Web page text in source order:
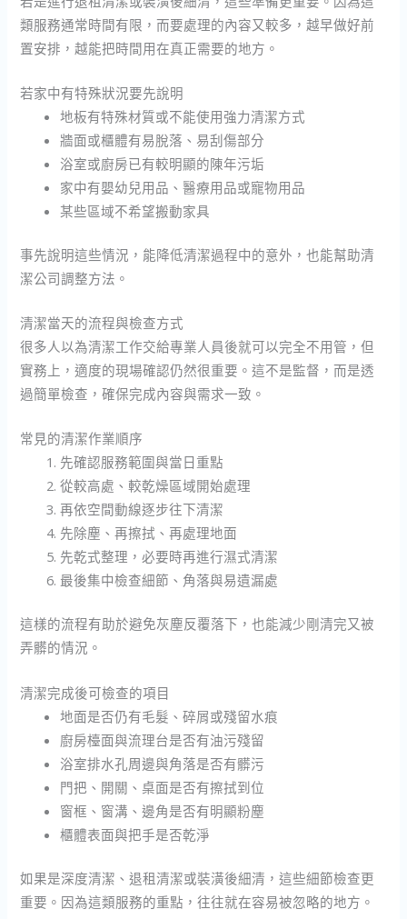
類服務通常時間有限，而要處理的內容又較多，越早做好前
置安排，越能把時間用在真正需要的地方。
若家中有特殊狀況要先說明
地板有特殊材質或不能使用強力清潔方式
牆面或櫃體有易脫落、易刮傷部分
浴室或廚房已有較明顯的陳年污垢
家中有嬰幼兒用品、醫療用品或寵物用品
某些區域不希望搬動家具
事先說明這些情況，能降低清潔過程中的意外，也能幫助清
潔公司調整方法。
清潔當天的流程與檢查方式
很多人以為清潔工作交給專業人員後就可以完全不用管，但
實務上，適度的現場確認仍然很重要。這不是監督，而是透
過簡單檢查，確保完成內容與需求一致。
常見的清潔作業順序
先確認服務範圍與當日重點
從較高處、較乾燥區域開始處理
再依空間動線逐步往下清潔
先除塵、再擦拭、再處理地面
先乾式整理，必要時再進行濕式清潔
最後集中檢查細節、角落與易遺漏處
這樣的流程有助於避免灰塵反覆落下，也能減少剛清完又被
弄髒的情況。
清潔完成後可檢查的項目
地面是否仍有毛髮、碎屑或殘留水痕
廚房檯面與流理台是否有油污殘留
浴室排水孔周邊與角落是否有髒污
門把、開關、桌面是否有擦拭到位
窗框、窗溝、邊角是否有明顯粉塵
櫃體表面與把手是否乾淨
如果是深度清潔、退租清潔或裝潢後細清，這些細節檢查更
重要。因為這類服務的重點，往往就在容易被忽略的地方。